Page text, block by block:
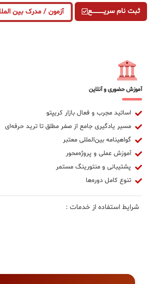
ثبت نام سریــــــــــــع آزمون / مدرک بین
آموزش حضوری و آنلاین
اساتید مجرب و فعال بازار کریپتو
مسیر یادگیری جامع از صفر مطلق تا ترید حرفه‌ای
گواهینامه بین‌المللی معتبر
آموزش عملی و پروژه‌محور
پشتیبانی و منتورینگ مستمر
تنوع کامل دوره‌ها
شرایط استفاده از خدمات :